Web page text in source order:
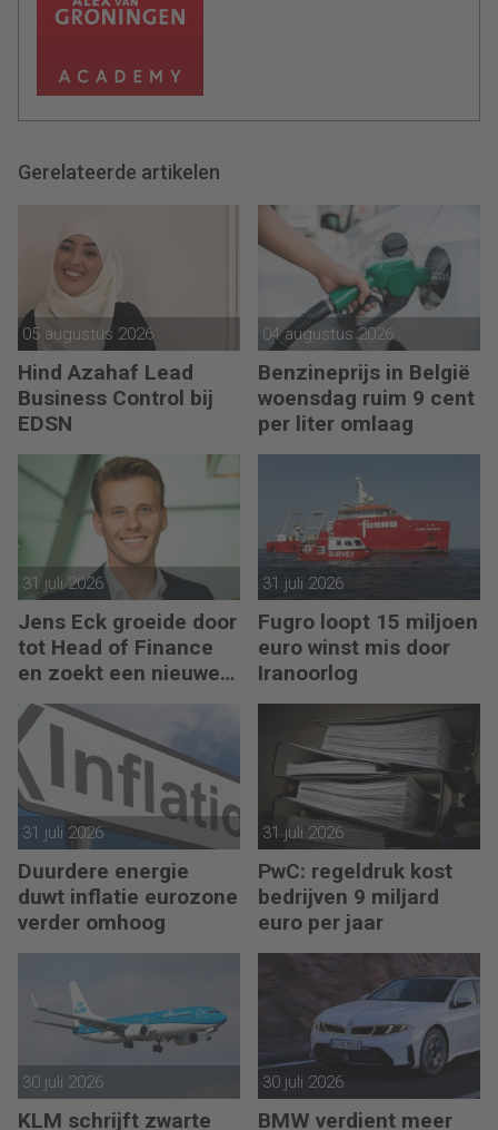
Gerelateerde artikelen
05 augustus 2026
Hind Azahaf Lead
Business Control bij
EDSN
04 augustus 2026
Benzineprijs in België
woensdag ruim 9 cent
per liter omlaag
31 juli 2026
Jens Eck groeide door
tot Head of Finance
en zoekt een nieuwe
uitdaging
31 juli 2026
Fugro loopt 15 miljoen
euro winst mis door
Iranoorlog
31 juli 2026
Duurdere energie
duwt inflatie eurozone
verder omhoog
31 juli 2026
PwC: regeldruk kost
bedrijven 9 miljard
euro per jaar
30 juli 2026
KLM schrijft zwarte
30 juli 2026
BMW verdient meer